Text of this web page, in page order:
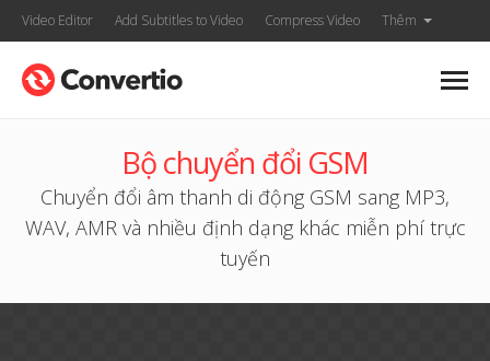
Video Editor Add Subtitles to Video Compress Video Thêm
Bộ chuyển đổi GSM
Chuyển đổi âm thanh di động GSM sang MP3,
WAV, AMR và nhiều định dạng khác miễn phí trực
tuyến